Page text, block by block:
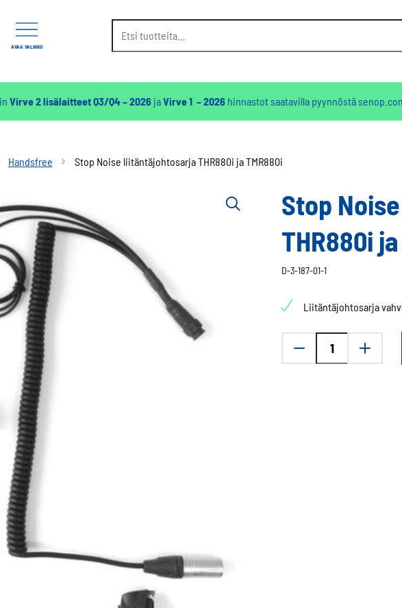
AVAA VALIKKO
Virve 2 lisälaitteet Q3/Q4 – 2026jaVirve 1 – 2026hinnastot saatavilla pyynnöstä
Handsfree Stop Noise liitäntäjohtosarja THR880i ja TMR880i
Stop
THR880i
D-3-187-01-1
Liitäntäjohtosarja